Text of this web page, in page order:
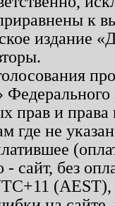
к
издание
прав и
где не
сайт, без